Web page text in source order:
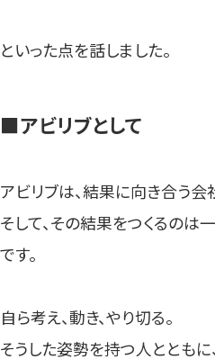
といった点を話しました。
■アビリブとして
アビリブは、結果に向き合う会
そして、その結果をつくるのは
です。
自ら考え、動き、やり切る。
そうした姿勢を持つ人とともに